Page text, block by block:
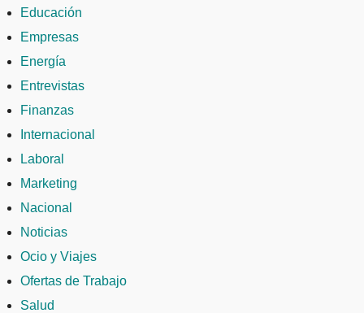
Educación
Empresas
Energía
Entrevistas
Finanzas
Internacional
Laboral
Marketing
Nacional
Noticias
Ocio y Viajes
Ofertas de Trabajo
Salud